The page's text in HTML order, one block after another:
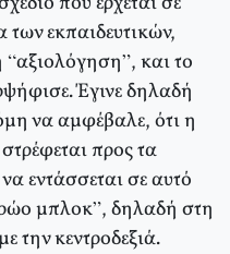
εκπαιδευτικών,
και το
Έγινε δηλαδή
να αμφέβαλε, ότι η
προς τα
εντάσσεται σε αυτό
μπλοκ”, δηλαδή στη
την κεντροδεξιά.